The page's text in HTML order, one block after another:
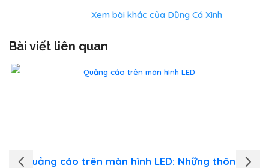
Xem bài khác của Dũng Cá Xinh
Bài viết liên quan
Quảng cáo trên màn hình LED: Những thông tin